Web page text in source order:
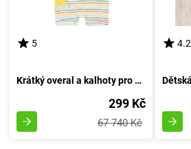
5
Krátký overal a kalhoty pro miminka, Minoti, Smiling 7, bílá - velikost 74/80 | věk 9-12 měsíců
299 Kč
67 740 Kč
4.2